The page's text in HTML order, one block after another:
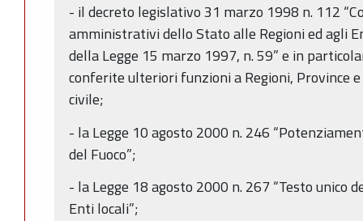
- il decreto legislativo 31 marzo 1998 n. 112
amministrativi dello Stato alle Regioni ed agli
della Legge 15 marzo 1997, n. 59” e in
conferite ulteriori funzioni a Regioni, Province
civile;
- la Legge 10 agosto 2000 n. 246
del Fuoco”;
- la Legge 18 agosto 2000 n. 267 “Testo unico
Enti locali”;